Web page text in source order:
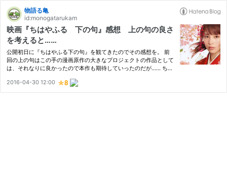
物語る亀
id:monogatarukam
映画『ちはやふる 下の句』感想 上の句の良さ
を考えると……
公開初日に『ちはやふる下の句』を観てきたのでその感想を。 前
回の上の句はこの手の漫画原作の大きなプロジェクトの作品として
は、それなりに良かったので本作も期待していったのだが…… ちは
まずは一言感想から 上の句の良さがほぼ消えてしまった 1 今回の…
2016-04-30 12:00